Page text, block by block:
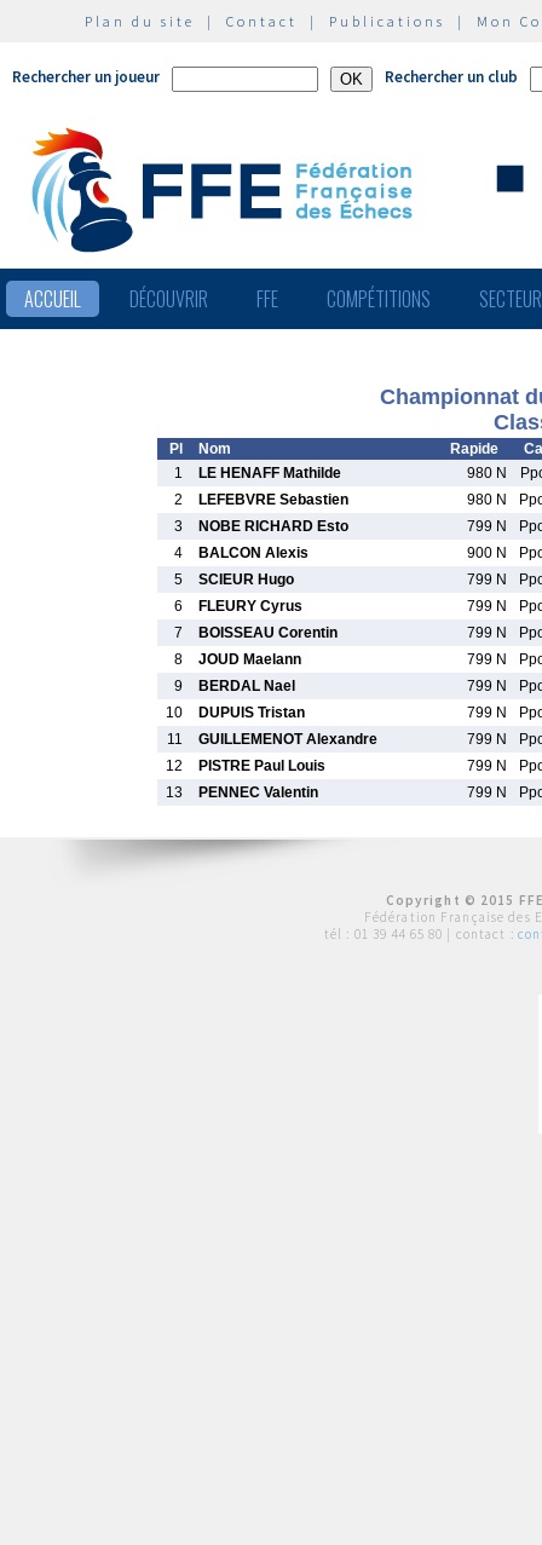
Plan du site | Contact | Publications | Mon
Rechercher un joueur Rechercher un club
ACCUEIL DÉCOUVRIR FFE COMPÉTITIONS
Championnat
Pl Nom Rapide
1
LE HENAFF Mathilde 980 N
2
LEFEBVRE Sebastien 980 N
3
NOBE RICHARD Esto 799 N
4
BALCON Alexis 900 N
5
SCIEUR Hugo 799 N
6
FLEURY Cyrus 799 N
7
BOISSEAU Corentin 799 N
8
JOUD Maelann 799 N
9
BERDAL Nael 799 N
10
DUPUIS Tristan 799 N
11
GUILLEMENOT Alexandre 799 N
12
PISTRE Paul Louis 799 N
13
PENNEC Valentin 799 N
Copyright © 2015
Fédération Française des
tél : 01 39 44 65 80 | contact :